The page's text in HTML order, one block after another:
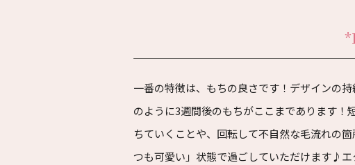
一番の特徴は、もちの良さです！デザインの
のように3週間後のもちがここまであります！
ちていくことや、回転して不自然な毛流れの
つも可愛い」状態で過ごしていただけます♪エ